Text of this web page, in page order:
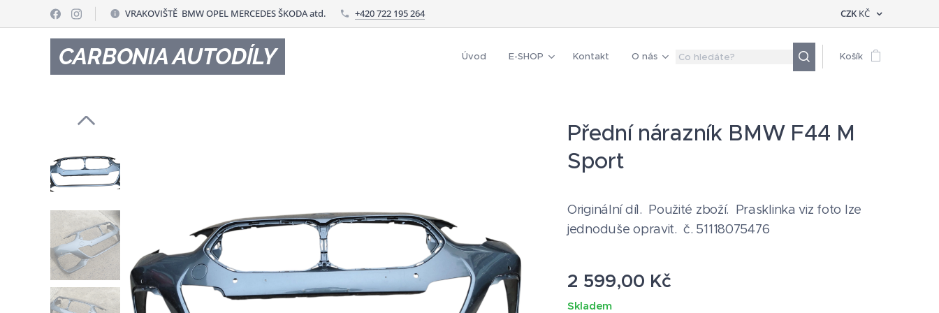
VRAKOVIŠTĚ BMW OPEL MERCEDES ŠKODA atd. +420 722 195 264 CZK KČ
CARBONIA AUTODÍLY Úvod E-SHOP Kontakt O nás Košík
Přední nárazník BMW F44 M
Sport
Originální díl. Použité zboží. Prasklinka viz foto lze
jednoduše opravit. č. 51118075476
2 599,00 Kč
Skladem